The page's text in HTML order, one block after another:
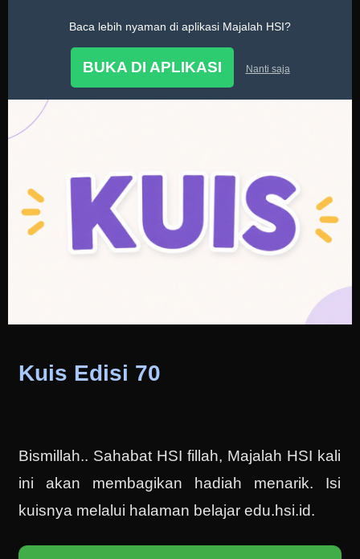
Baca lebih nyaman di aplikasi Majalah HSI?
BUKA DI APLIKASI Nanti saja
Kuis Edisi 70
Bismillah.. Sahabat HSI fillah, Majalah HSI kali
ini akan membagikan hadiah menarik. Isi
kuisnya melalui halaman belajar edu.hsi.id.